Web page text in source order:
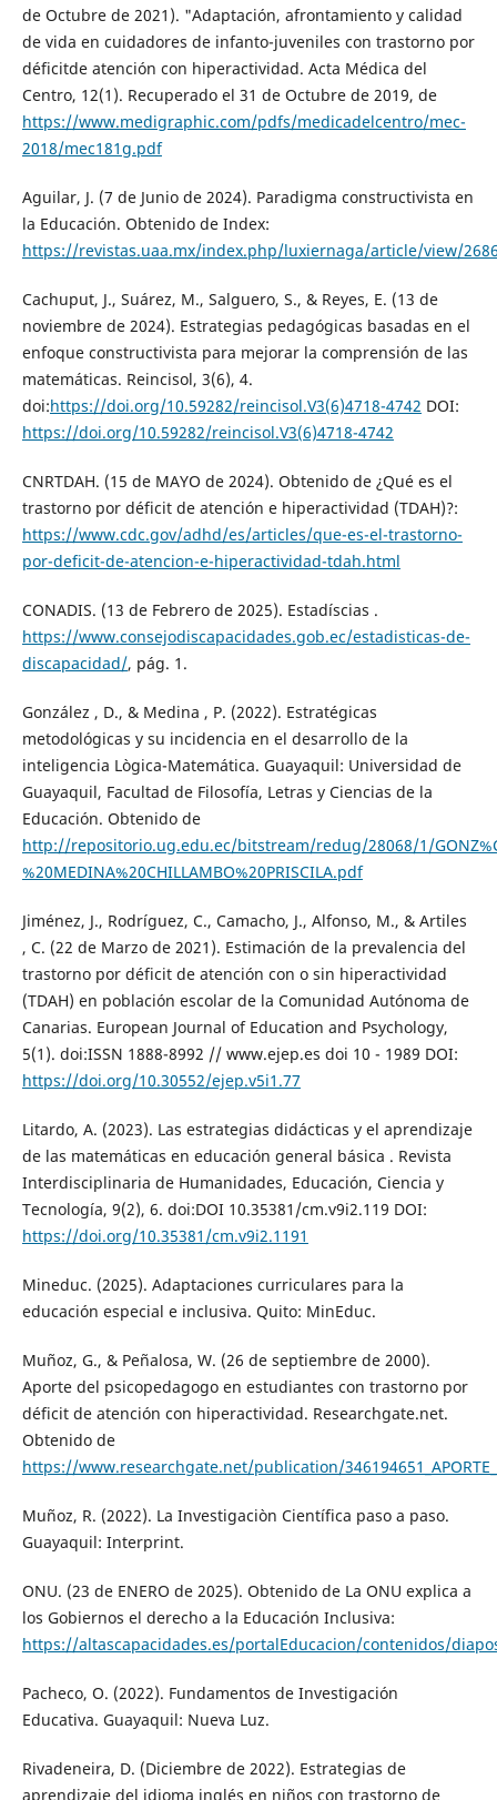
de Octubre de 2021). "Adaptación, afrontamiento y calidad
de vida en cuidadores de infanto-juveniles con trastorno por
déficitde atención con hiperactividad. Acta Médica del
Centro, 12(1). Recuperado el 31 de Octubre de 2019, de
https://www.medigraphic.com/pdfs/medicadelcentro/mec-
2018/mec181g.pdf
Aguilar, J. (7 de Junio de 2024). Paradigma constructivista en
la Educación. Obtenido de Index:
https://revistas.uaa.mx/index.php/luxiernaga/article/view/
Cachuput, J., Suárez, M., Salguero, S., & Reyes, E. (13 de
noviembre de 2024). Estrategias pedagógicas basadas en el
enfoque constructivista para mejorar la comprensión de las
matemáticas. Reincisol, 3(6), 4.
doi:https://doi.org/10.59282/reincisol.V3(6)4718-4742 DOI:
https://doi.org/10.59282/reincisol.V3(6)4718-4742
CNRTDAH. (15 de MAYO de 2024). Obtenido de ¿Qué es el
trastorno por déficit de atención e hiperactividad (TDAH)?:
https://www.cdc.gov/adhd/es/articles/que-es-el-trastorno-
por-deficit-de-atencion-e-hiperactividad-tdah.html
CONADIS. (13 de Febrero de 2025). Estadíscias .
https://www.consejodiscapacidades.gob.ec/estadisticas-de-
discapacidad/, pág. 1.
González , D., & Medina , P. (2022). Estratégicas
metodológicas y su incidencia en el desarrollo de la
inteligencia Lògica-Matemática. Guayaquil: Universidad de
Guayaquil, Facultad de Filosofía, Letras y Ciencias de la
Educación. Obtenido de
http://repositorio.ug.edu.ec/bitstream/redug/28068/1/
%20MEDINA%20CHILLAMBO%20PRISCILA.pdf
Jiménez, J., Rodríguez, C., Camacho, J., Alfonso, M., & Artiles
, C. (22 de Marzo de 2021). Estimación de la prevalencia del
trastorno por déficit de atención con o sin hiperactividad
(TDAH) en población escolar de la Comunidad Autónoma de
Canarias. European Journal of Education and Psychology,
5(1). doi:ISSN 1888-8992 // www.ejep.es doi 10 - 1989 DOI:
https://doi.org/10.30552/ejep.v5i1.77
Litardo, A. (2023). Las estrategias didácticas y el aprendizaje
de las matemáticas en educación general básica . Revista
Interdisciplinaria de Humanidades, Educación, Ciencia y
Tecnología, 9(2), 6. doi:DOI 10.35381/cm.v9i2.119 DOI:
https://doi.org/10.35381/cm.v9i2.1191
Mineduc. (2025). Adaptaciones curriculares para la
educación especial e inclusiva. Quito: MinEduc.
Muñoz, G., & Peñalosa, W. (26 de septiembre de 2000).
Aporte del psicopedagogo en estudiantes con trastorno por
déficit de atención con hiperactividad. Researchgate.net.
Obtenido de
https://www.researchgate.net/publication/
Muñoz, R. (2022). La Investigaciòn Científica paso a paso.
Guayaquil: Interprint.
ONU. (23 de ENERO de 2025). Obtenido de La ONU explica a
los Gobiernos el derecho a la Educación Inclusiva:
https://altascapacidades.es/portalEducacion/contenidos/
Pacheco, O. (2022). Fundamentos de Investigación
Educativa. Guayaquil: Nueva Luz.
Rivadeneira, D. (Diciembre de 2022). Estrategias de
aprendizaje del idioma inglés en niños con trastorno de